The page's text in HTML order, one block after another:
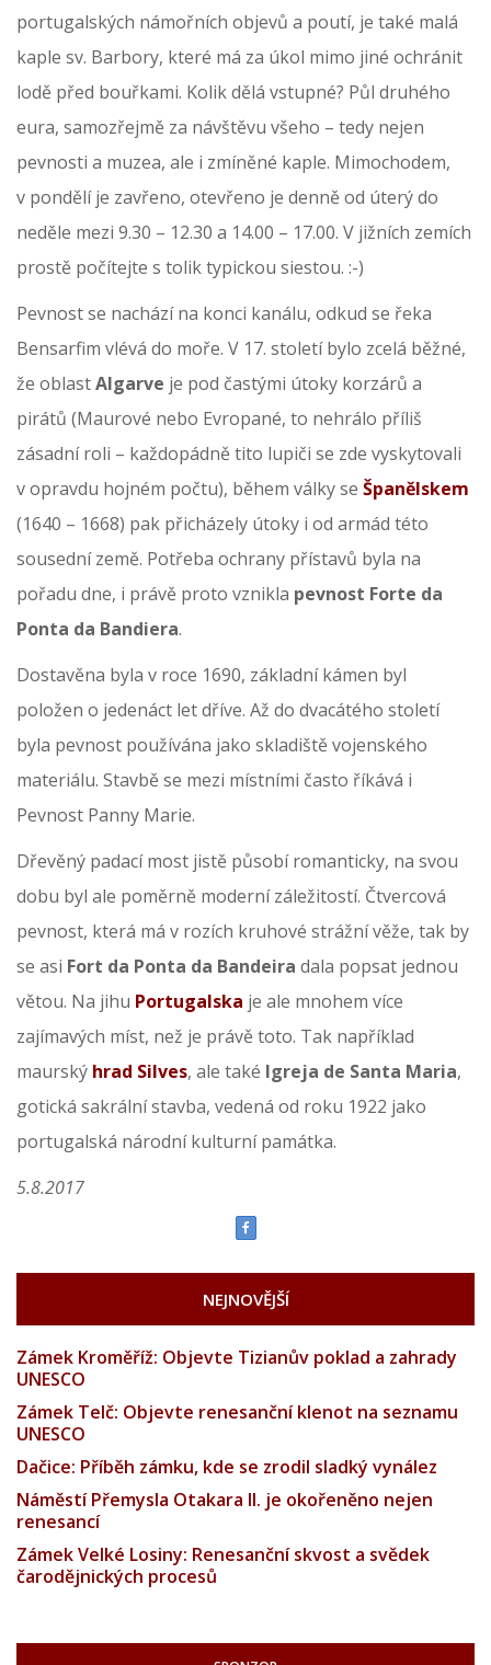
portugalských námořních objevů a poutí, je také malá
kaple sv. Barbory, které má za úkol mimo jiné ochránit
lodě před bouřkami. Kolik dělá vstupné? Půl druhého
eura, samozřejmě za návštěvu všeho – tedy nejen
pevnosti a muzea, ale i zmíněné kaple. Mimochodem,
v pondělí je zavřeno, otevřeno je denně od úterý do
neděle mezi 9.30 – 12.30 a 14.00 – 17.00. V jižních zemích
prostě počítejte s tolik typickou siestou. :-)
Pevnost se nachází na konci kanálu, odkud se řeka
Bensarfim vlévá do moře. V 17. století bylo zcelá běžné,
že oblastAlgarve je pod častými útoky korzárů a
pirátů (Maurové nebo Evropané, to nehrálo příliš
zásadní roli – každopádně tito lupiči se zde vyskytovali
v opravdu hojném počtu), během války se Španělskem
(1640 – 1668) pak přicházely útoky i od armád této
sousední země. Potřeba ochrany přístavů byla na
pořadu dne, i právě proto vznikla pevnost Forte da
Ponta da Bandiera.
Dostavěna byla v roce 1690, základní kámen byl
položen o jedenáct let dříve. Až do dvacátého století
byla pevnost používána jako skladiště vojenského
materiálu. Stavbě se mezi místními často říkává i
Pevnost Panny Marie.
Dřevěný padací most jistě působí romanticky, na svou
dobu byl ale poměrně moderní záležitostí. Čtvercová
pevnost, která má v rozích kruhové strážní věže, tak by
se asi Fort da Ponta da Bandeira dala popsat jednou
větou. Na jihu Portugalska je ale mnohem více
zajímavých míst, než je právě toto. Tak například
maurský hrad Silves, ale také Igreja de Santa Maria,
gotická sakrální stavba, vedená od roku 1922 jako
portugalská národní kulturní památka.
5.8.2017
NEJNOVĚJŠÍ
Zámek Kroměříž: Objevte Tizianův poklad a zahrady
UNESCO
Zámek Telč: Objevte renesanční klenot na seznamu
UNESCO
Dačice: Příběh zámku, kde se zrodil sladký vynález
Náměstí Přemysla Otakara II. je okořeněno nejen
renesancí
Zámek Velké Losiny: Renesanční skvost a svědek
čarodějnických procesů